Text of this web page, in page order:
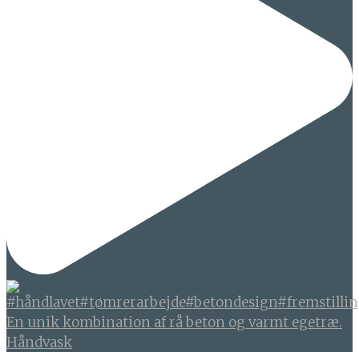
En unik kombination af rå beton og varmt egetræ.
Håndvask